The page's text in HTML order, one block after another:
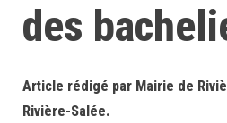
des
Article rédigé par Mairie de
Rivière-Salée.